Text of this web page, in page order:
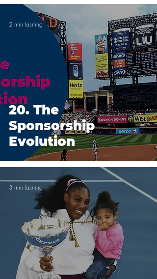
20. The
Sponsorship
Evolution
2 min läsning
3 min läsning